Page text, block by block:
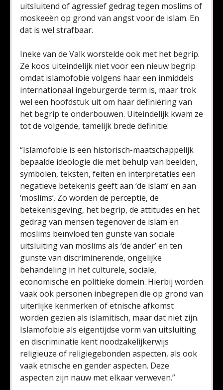
uitsluitend of agressief gedrag tegen moslims of
moskeeën op grond van angst voor de islam. En
dat is wel strafbaar.
Ineke van de Valk worstelde ook met het begrip.
Ze koos uiteindelijk niet voor een nieuw begrip
omdat islamofobie volgens haar een inmiddels
internationaal ingeburgerde term is, maar trok
wel een hoofdstuk uit om haar definiëring van
het begrip te onderbouwen. Uiteindelijk kwam ze
tot de volgende, tamelijk brede definitie:
“Islamofobie is een historisch-maatschappelijk
bepaalde ideologie die met behulp van beelden,
symbolen, teksten, feiten en interpretaties een
negatieve betekenis geeft aan ‘de islam’ en aan
‘moslims’. Zo worden de perceptie, de
betekenisgeving, het begrip, de attitudes en het
gedrag van mensen tegenover de islam en
moslims beïnvloed ten gunste van sociale
uitsluiting van moslims als ‘de ander’ en ten
gunste van discriminerende, ongelijke
behandeling in het culturele, sociale,
economische en politieke domein. Hierbij worden
vaak ook personen inbegrepen die op grond van
uiterlijke kenmerken of etnische afkomst
worden gezien als islamitisch, maar dat niet zijn.
Islamofobie als eigentijdse vorm van uitsluiting
en discriminatie kent noodzakelijkerwijs
religieuze of religiegebonden aspecten, als ook
vaak etnische en gender aspecten. Deze
aspecten zijn nauw met elkaar verweven.”